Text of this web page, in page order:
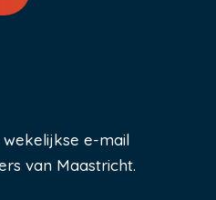
e-mail
van Maastricht.